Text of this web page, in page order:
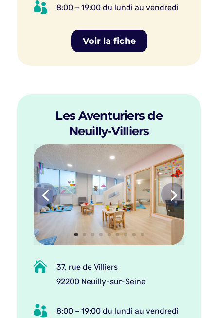
 8:00 – 19:00 du lundi au vendredi
Voir la fiche
Les Aventuriers de
Neuilly-Villiers

37, rue de Villiers
92200 Neuilly-sur-Seine
 8:00 – 19:00 du lundi au vendredi